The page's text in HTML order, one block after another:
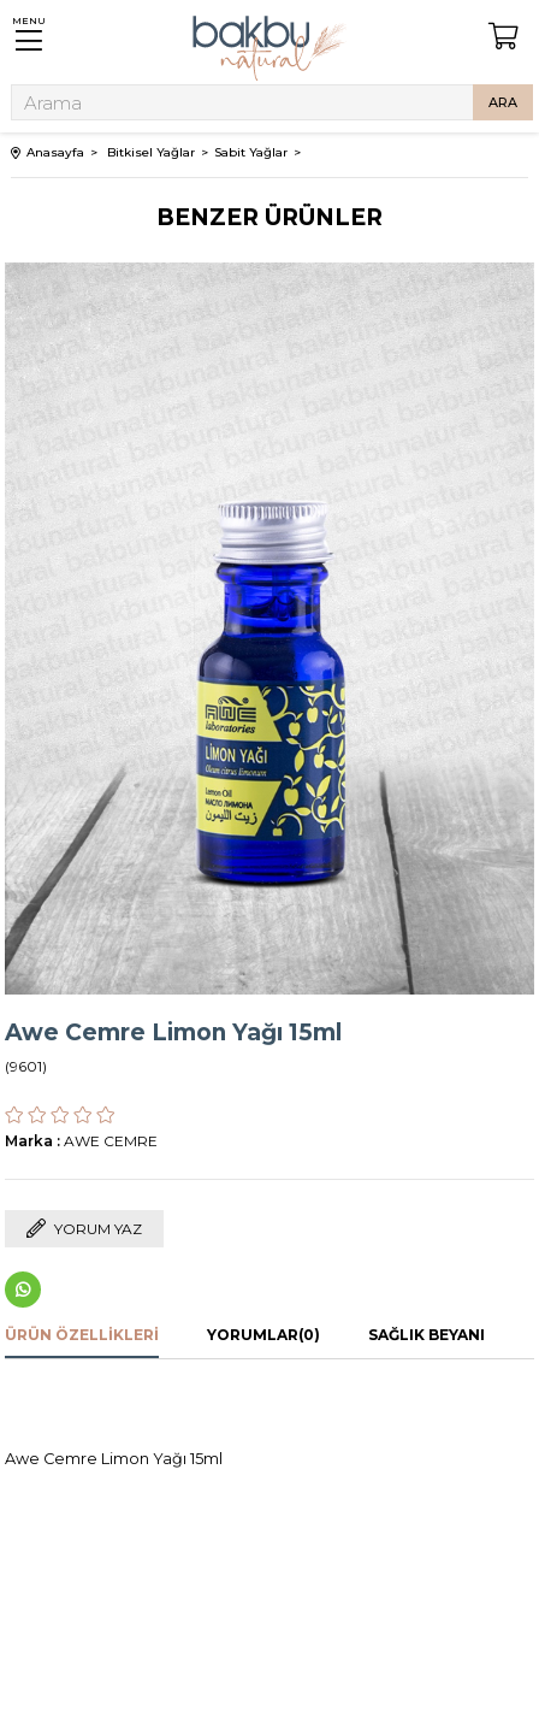
MENU
Anasayfa Bitkisel Yağlar Sabit Yağlar
BENZER ÜRÜNLER
Awe Cemre Limon Yağı 15ml
(9601)
Marka : AWE CEMRE
YORUM YAZ
ÜRÜN ÖZELLIKLERI YORUMLAR(0) SAĞLIK BEYANI
Awe Cemre Limon Yağı 15ml